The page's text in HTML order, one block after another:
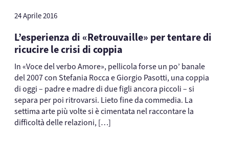
24 Aprile 2016
L’esperienza di «Retrouvaille» per tentare di
ricucire le crisi di coppia
In «Voce del verbo Amore», pellicola forse un po’ banale
del 2007 con Stefania Rocca e Giorgio Pasotti, una coppia
di oggi – padre e madre di due figli ancora piccoli – si
separa per poi ritrovarsi. Lieto fine da commedia. La
settima arte più volte si è cimentata nel raccontare la
difficoltà delle relazioni, […]